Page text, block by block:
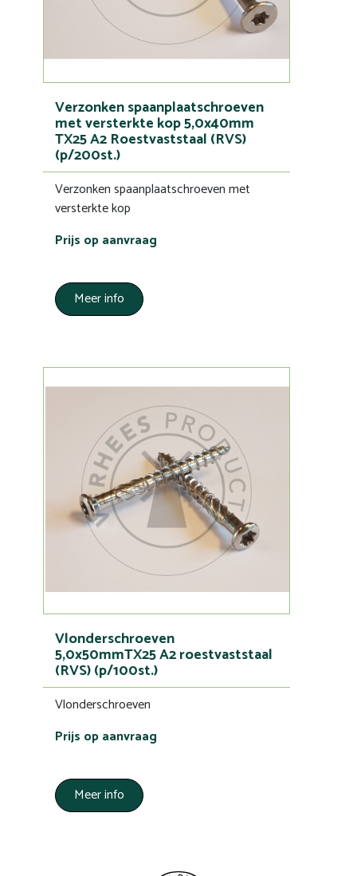
Verzonken spaanplaatschroeven
met versterkte kop 5,0x40mm
TX25 A2 Roestvaststaal (RVS)
(p/200st.)
Verzonken spaanplaatschroeven met
versterkte kop
Prijs op aanvraag
Meer info
Vlonderschroeven
5,0x50mmTX25 A2 roestvaststaal
(RVS) (p/100st.)
Vlonderschroeven
Prijs op aanvraag
Meer info